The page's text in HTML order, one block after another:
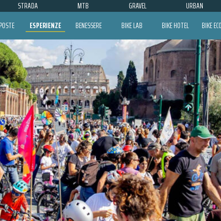
STRADA MTB GRAVEL URBAN
ESPERIENZE BENESSERE BIKE LAB BIKE HOTEL BIKE